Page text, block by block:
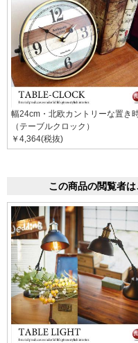
幅24cm・北欧カントリーな置き
（テーブルクロック）
￥4,364(税抜)
この商品の閲覧者